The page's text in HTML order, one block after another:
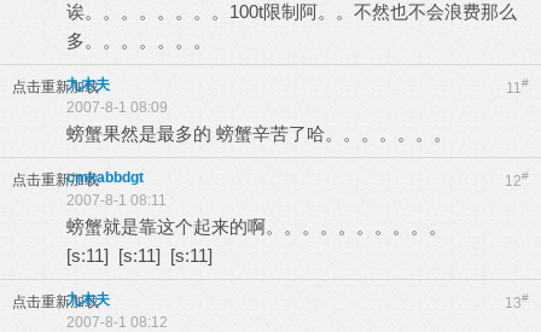
诶。。。。。。。。100t限制阿。。不然也不会浪费那么
多。。。。。。。
点击重新加载 11#
九木夫
2007-8-1 08:09
螃蟹果然是最多的 螃蟹辛苦了哈。。。。。。。
点击重新加载 12#
cmkabbdgt
2007-8-1 08:11
螃蟹就是靠这个起来的啊。。。。。。。。。。
[s:11] [s:11] [s:11]
点击重新加载 13#
九木夫
2007-8-1 08:12